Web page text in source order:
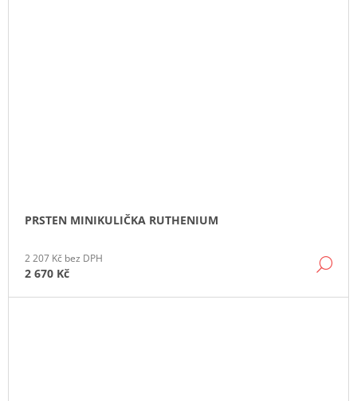
PRSTEN MINIKULIČKA RUTHENIUM
2 207 Kč bez DPH
2 670 Kč